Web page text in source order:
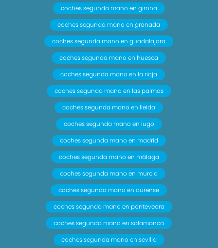
coches segunda mano en girona
coches segunda mano en granada
coches segunda mano en guadalajara
coches segunda mano en huesca
coches segunda mano en la rioja
coches segunda mano en las palmas
coches segunda mano en lleida
coches segunda mano en lugo
coches segunda mano en madrid
coches segunda mano en málaga
coches segunda mano en murcia
coches segunda mano en ourense
coches segunda mano en pontevedra
coches segunda mano en salamanca
coches segunda mano en sevilla